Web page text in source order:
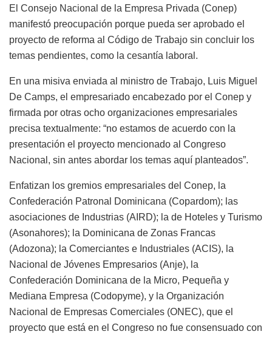
El Consejo Nacional de la Empresa Privada (Conep)
manifestó preocupación porque pueda ser aprobado el
proyecto de reforma al Código de Trabajo sin concluir los
temas pendientes, como la cesantía laboral.
En una misiva enviada al ministro de Trabajo, Luis Miguel
De Camps, el empresariado encabezado por el Conep y
firmada por otras ocho organizaciones empresariales
precisa textualmente: “no estamos de acuerdo con la
presentación el proyecto mencionado al Congreso
Nacional, sin antes abordar los temas aquí planteados”.
Enfatizan los gremios empresariales del Conep, la
Confederación Patronal Dominicana (Copardom); las
asociaciones de Industrias (AIRD); la de Hoteles y Turismo
(Asonahores); la Dominicana de Zonas Francas
(Adozona); la Comerciantes e Industriales (ACIS), la
Nacional de Jóvenes Empresarios (Anje), la
Confederación Dominicana de la Micro, Pequeña y
Mediana Empresa (Codopyme), y la Organización
Nacional de Empresas Comerciales (ONEC), que el
proyecto que está en el Congreso no fue consensuado con